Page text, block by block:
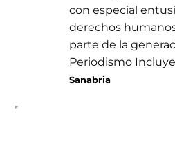
con especial
derechos humanos
parte de la
Periodismo
Sanabria